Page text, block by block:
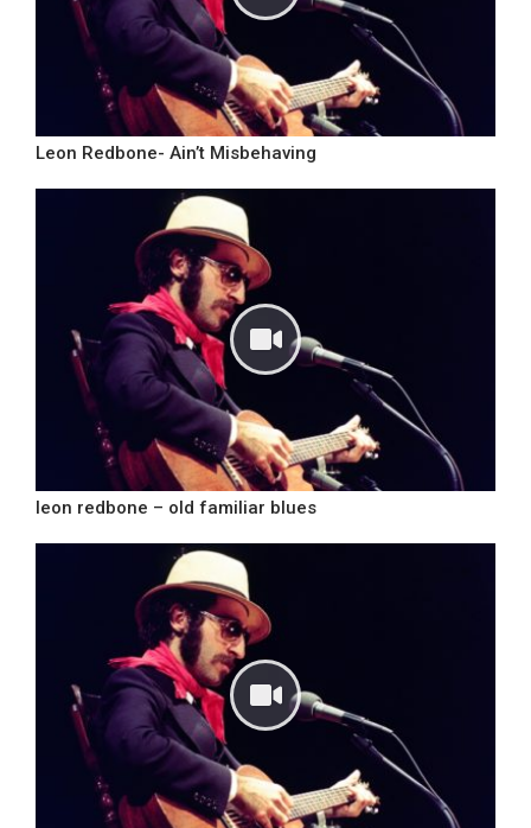
Leon Redbone- Ain’t Misbehaving
leon redbone – old familiar blues